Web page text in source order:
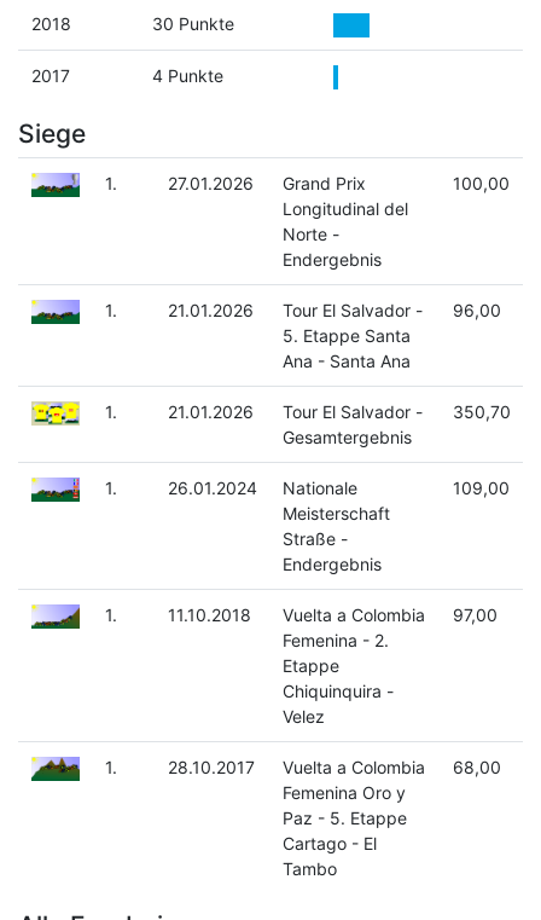
2018 30 Punkte
2017 4 Punkte
Siege
1. 27.01.2026
Grand Prix
Longitudinal del
Norte -
Endergebnis
100,00
1. 21.01.2026
Tour El Salvador -
5. Etappe Santa
Ana - Santa Ana
96,00
1. 21.01.2026
Tour El Salvador -
Gesamtergebnis
350,70
1. 26.01.2024
Nationale
Meisterschaft
Straße -
Endergebnis
109,00
1. 11.10.2018
Vuelta a Colombia
Femenina - 2.
Etappe
Chiquinquira -
Velez
97,00
1. 28.10.2017
Vuelta a Colombia
Femenina Oro y
Paz - 5. Etappe
Cartago - El
Tambo
68,00